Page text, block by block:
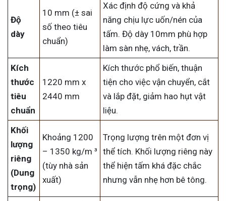
Độ
dày
10 mm (± sai
số theo tiêu
chuẩn)
Xác định độ cứng và khả
năng chịu lực uốn/nén của
tấm. Độ dày 10mm phù hợp
làm sàn nhẹ, vách, trần.
Kích
thước
tiêu
chuẩn
1220 mm x
2440 mm
Kích thước phổ biến, thuận
tiện cho việc vận chuyển, cắt
và lắp đặt, giảm hao hụt vật
liệu.
Khối
lượng
riêng
(Dung
trọng)
Khoảng 1200
– 1350 kg/m ³
(tùy nhà sản
xuất)
Trọng lượng trên một đơn vị
thể tích. Khối lượng riêng này
thể hiện tấm khá đặc chắc
nhưng vẫn nhẹ hơn bê tông.